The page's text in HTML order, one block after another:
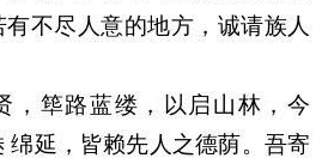
不尽人意的地方，诚请族人
，筚路蓝缕，以启山林，今
绵延，皆赖先人之德荫。吾寄